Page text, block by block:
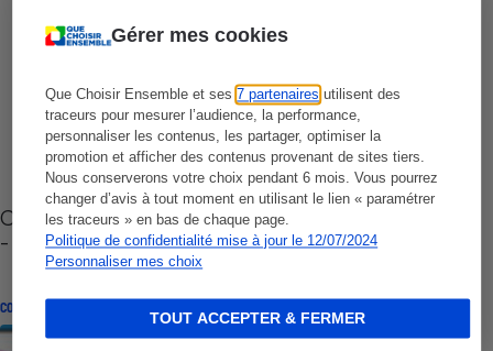
Gérer mes cookies
Que Choisir Ensemble et ses7 partenaires utilisent des
traceurs pour mesurer l’audience, la performance,
personnaliser les contenus, les partager, optimiser la
promotion et afficher des contenus provenant de sites tiers.
Nous conserverons votre choix pendant 6 mois. Vous pourrez
changer d’avis à tout moment en utilisant le lien « paramétrer
les traceurs » en bas de chaque page.
Politique de confidentialité mise à jour le 12/07/2024
Personnaliser mes choix
TOUT ACCEPTER & FERMER
Cafetière à capsules zéro déchet CoffeeB (vidéo)
- Premières impressions
CONSEILS